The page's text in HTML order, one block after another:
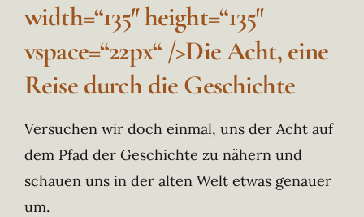
width=“135″ height=“135″
vspace=“22px“ />Die Acht, eine
Reise durch die Geschichte
Versuchen wir doch einmal, uns der Acht auf
dem Pfad der Geschichte zu nähern und
schauen uns in der alten Welt etwas genauer
um.